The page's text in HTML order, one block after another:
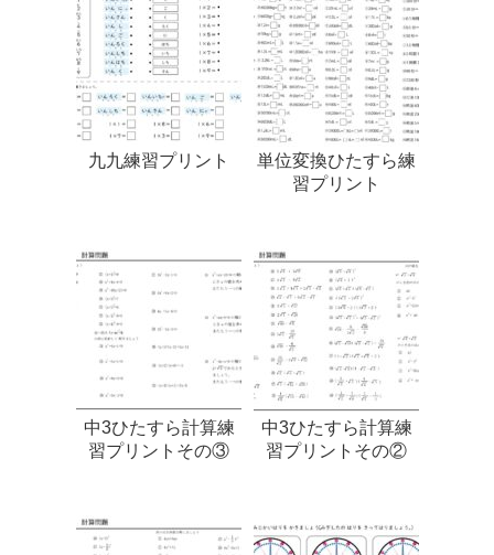
九九練習プリント
単位変換ひたすら練
習プリント
中3ひたすら計算練
習プリントその③
中3ひたすら計算練
習プリントその②